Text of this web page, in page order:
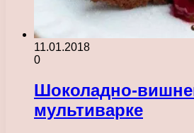
11.01.2018
0
Шоколадно-
мультиварке